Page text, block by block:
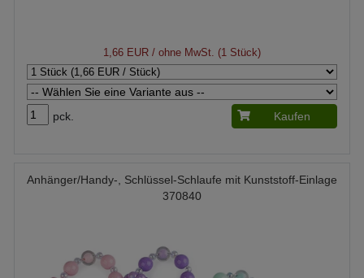
1,66 EUR / ohne MwSt. (1 Stück)
pck. Kaufen
Anhänger/Handy-, Schlüssel-Schlaufe mit Kunststoff-Einlage
370840